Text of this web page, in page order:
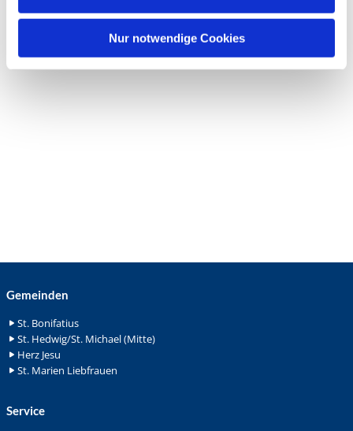
Nur notwendige Cookies
Gemeinden
St. Bonifatius
St. Hedwig/St. Michael (Mitte)
Herz Jesu
St. Marien Liebfrauen
Service